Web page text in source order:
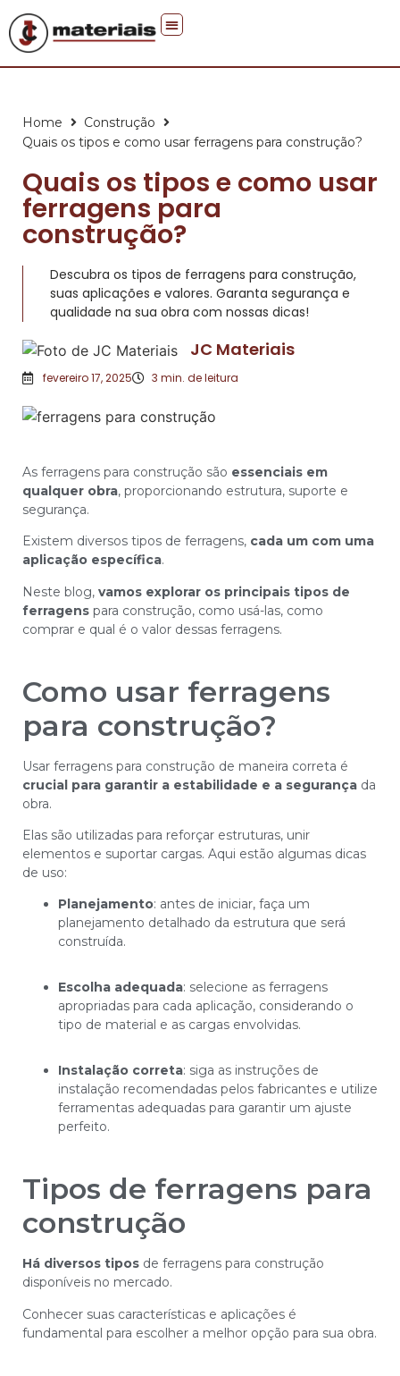
Home
Construção
Quais os tipos e como usar ferragens para construção?
Quais os tipos e como usar
ferragens para
construção?
Descubra os tipos de ferragens para construção,
suas aplicações e valores. Garanta segurança e
qualidade na sua obra com nossas dicas!
JC Materiais
fevereiro 17, 2025 3 min. de leitura
As ferragens para construção são essenciais em
qualquer obra, proporcionando estrutura, suporte e
segurança.
Existem diversos tipos de ferragens, cada um com uma
aplicação específica.
Neste blog, vamos explorar os principais tipos de
ferragens para construção, como usá-las, como
comprar e qual é o valor dessas ferragens.
Como usar ferragens
para construção?
Usar ferragens para construção de maneira correta é
crucial para garantir a estabilidade e a segurança da
obra.
Elas são utilizadas para reforçar estruturas, unir
elementos e suportar cargas. Aqui estão algumas dicas
de uso:
Planejamento: antes de iniciar, faça um
planejamento detalhado da estrutura que será
construída.
Escolha adequada: selecione as ferragens
apropriadas para cada aplicação, considerando o
tipo de material e as cargas envolvidas.
Instalação correta: siga as instruções de
instalação recomendadas pelos fabricantes e utilize
ferramentas adequadas para garantir um ajuste
perfeito.
Tipos de ferragens para
construção
Há diversos tipos de ferragens para construção
disponíveis no mercado.
Conhecer suas características e aplicações é
fundamental para escolher a melhor opção para sua obra.